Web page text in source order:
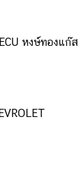
หงษ์ทองแก๊ส